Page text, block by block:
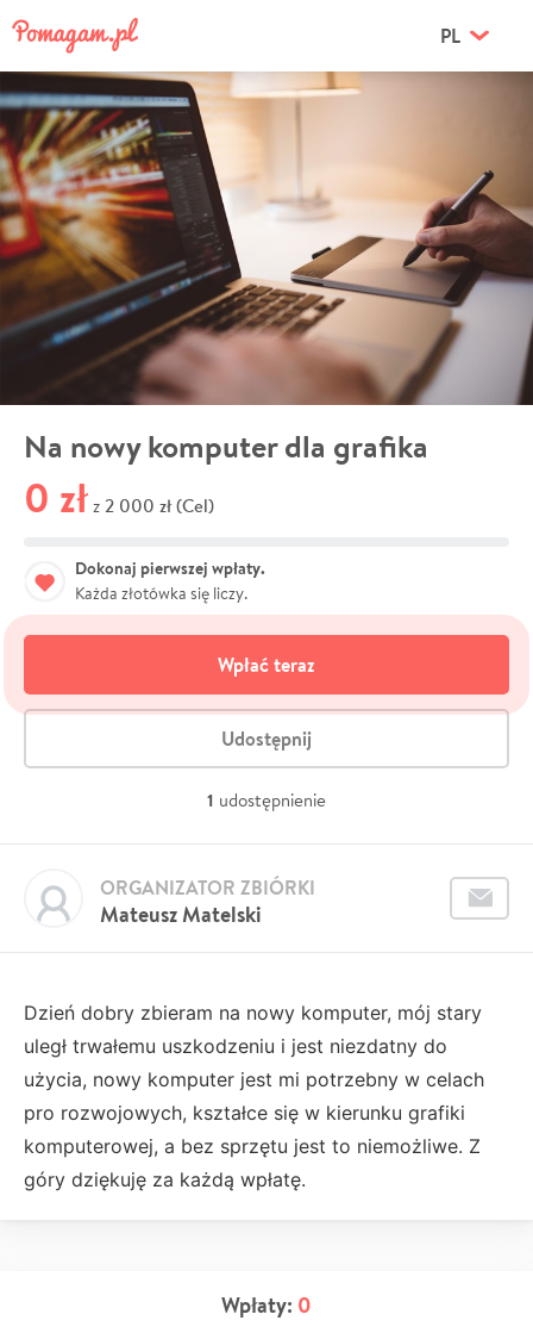
PL
Na nowy komputer dla grafika
0 zł z 2 000 zł (Cel)
Dokonaj pierwszej wpłaty.
Każda złotówka się liczy.
Wpłać teraz
Udostępnij
1 udostępnienie
Mateusz Matelski
ORGANIZATOR ZBIÓRKI
Dzień dobry zbieram na nowy komputer, mój stary
uległ trwałemu uszkodzeniu i jest niezdatny do
użycia, nowy komputer jest mi potrzebny w celach
pro rozwojowych, kształce się w kierunku grafiki
komputerowej, a bez sprzętu jest to niemożliwe. Z
góry dziękuję za każdą wpłatę.
Wpłaty: 0